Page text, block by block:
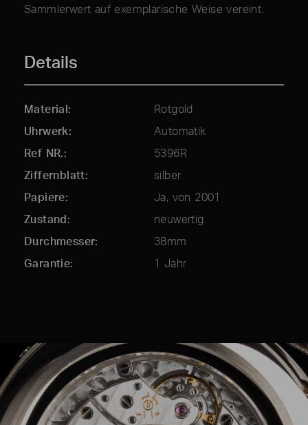
Sammlerwert auf exemplarische Weise vereint.
Details
Material
Rotgold
Uhrwerk
Automatik
Ref NR.
5396R
Ziffernblatt
silber
Papiere
Ja, von 2001
Zustand
neuwertig
Durchmesser
38mm
Garantie
1 Jahr